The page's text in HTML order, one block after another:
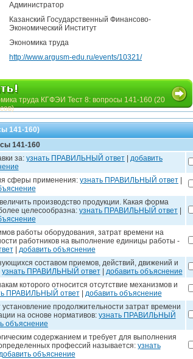
Администратор
Казанский Государственный Финансово-
Экономический Институт
Экономика труда
http://www.argusm-edu.ru/events/10321/
труда КГФЭИ Тест 8: вопросы 141-160 (20
141-160)
141-160
за: узнать ПРАВИЛЬНЫЙ ответ
добавить
сферы применения: узнать ПРАВИЛЬНЫЙ ответ
производство продукции. Какая форма
целесообразна: узнать ПРАВИЛЬНЫЙ ответ
работы оборудования, затрат времени на
работников на выполнение единицы работы -
| добавить объяснение
составом приемов, действий, движений и
узнать ПРАВИЛЬНЫЙ ответ| добавить объяснение
которого относится отсутствие механизмов и
ПРАВИЛЬНЫЙ ответ| добавить объяснение
продолжительности затрат времени
на основе нормативов: узнать ПРАВИЛЬНЫЙ
объяснение
содержанием и требует для выполнения
профессий называется: узнать
объяснение